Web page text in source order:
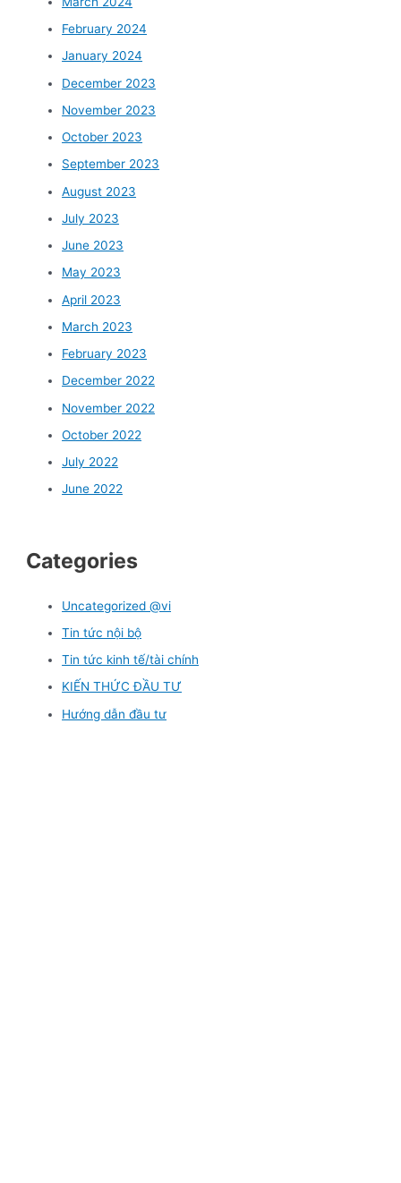
February 2024
January 2024
December 2023
November 2023
October 2023
September 2023
August 2023
July 2023
June 2023
May 2023
April 2023
March 2023
February 2023
December 2022
November 2022
October 2022
July 2022
June 2022
Categories
Uncategorized @vi
Tin tức nội bộ
Tin tức kinh tế/tài chính
KIẾN THỨC ĐẦU TƯ
Hướng dẫn đầu tư